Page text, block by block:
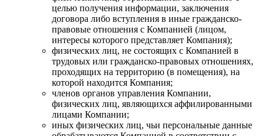
целью получения информации, заключения
договора либо вступления в иные гражданско-
правовые отношения с Компанией (лицом,
интересы которого представляет Компания);
физических лиц, не состоящих с Компанией в
трудовых или гражданско-правовых отношениях,
проходящих на территорию (в помещения), на
которой находится Компания;
членов органов управления Компании,
физических лиц, являющихся аффилированными
лицами Компании;
иных физических лиц, чьи персональные данные